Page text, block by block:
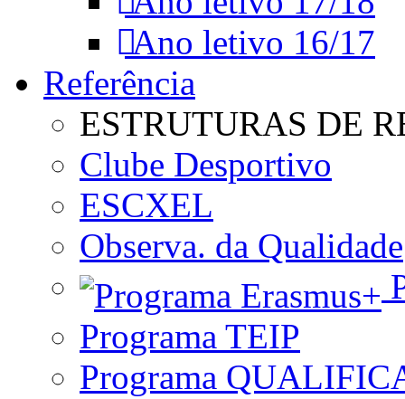
Ano letivo 16/17
Referência
ESTRUTURAS DE
Clube Desportivo
ESCXEL
Observa. da Qualidade
Programa TEIP
Programa